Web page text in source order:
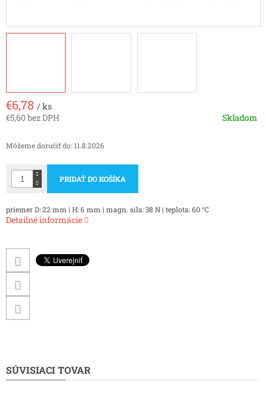
€6,78 / ks
€5,60 bez DPH
cena:
Skladom
Môžeme doručiť do:11.8.2026
PRIDAŤ DO KOŠÍKA
priemer D: 22 mm | H: 6 mm | magn. sila: 38 N | teplota: 60 °C
Detailné informácie
SÚVISIACI TOVAR